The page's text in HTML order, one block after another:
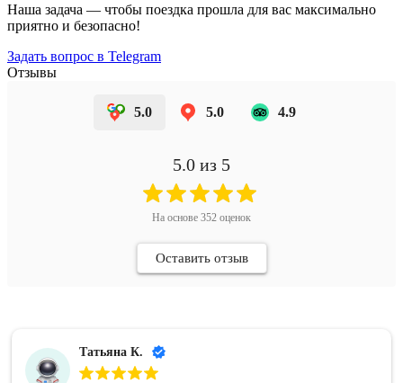
Наша задача — чтобы поездка прошла для вас максимально
приятно и безопасно!
Задать вопрос в Telegram
Отзывы
5.0 5.0 4.9
5.0 из 5
На основе 352 оценок
Оставить отзыв
Татьяна К.